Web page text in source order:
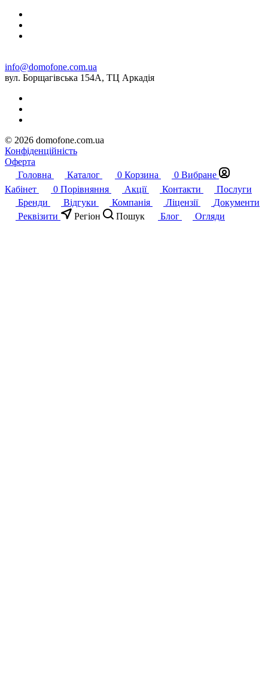
info@domofone.com.ua
вул. Борщагівська 154А, ТЦ Аркадія
© 2026 domofone.com.ua
Конфіденційність
Оферта
Головна
Каталог 0 Корзина 0 Вибране
Кабінет
0 Порівняння Акції Контакти
Послуги
Бренди
Відгуки Компанія Ліцензії
Документи
Реквізити
Регіон Пошук Блог Огляди